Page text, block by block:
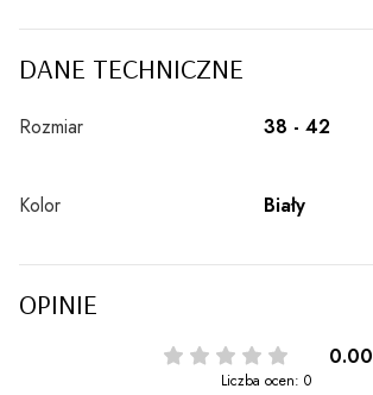
DANE TECHNICZNE
Rozmiar 38 - 42
Kolor Biały
OPINIE
0.00
Liczba ocen: 0